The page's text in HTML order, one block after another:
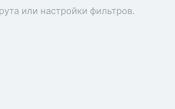
или настройки фильтров.